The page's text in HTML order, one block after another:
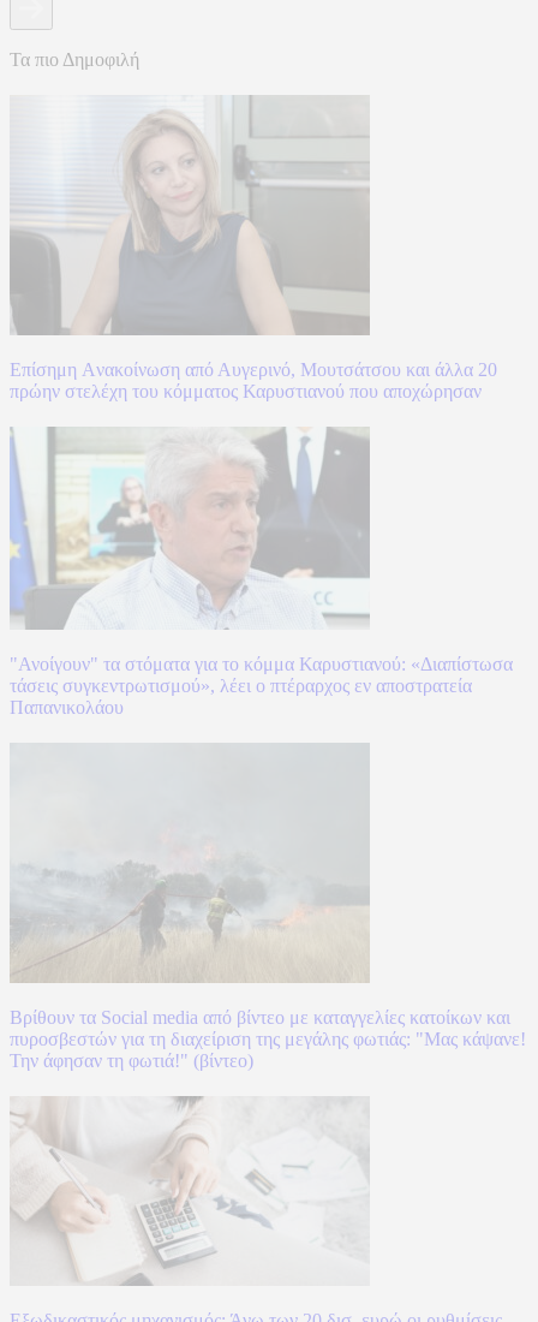
Τα πιο Δημοφιλή
Επίσημη Aνακοίνωση από Αυγερινό, Μουτσάτσου και άλλα 20
πρώην στελέχη του κόμματος Καρυστιανού που αποχώρησαν
"Ανοίγουν" τα στόματα για το κόμμα Καρυστιανού: «Διαπίστωσα
τάσεις συγκεντρωτισμού», λέει ο πτέραρχος εν αποστρατεία
Παπανικολάου
Βρίθουν τα Social media από βίντεο με καταγγελίες κατοίκων και
πυροσβεστών για τη διαχείριση της μεγάλης φωτιάς: "Μας κάψανε!
Την άφησαν τη φωτιά!" (βίντεο)